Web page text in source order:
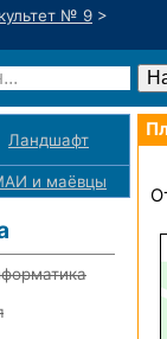
№ 9 >
Ландшафт
и маёвцы